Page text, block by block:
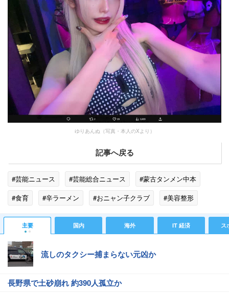
ゆりあんぬ（写真・本人のXより）
記事へ戻る
#芸能ニュース #芸能総合ニュース
#蒙古タンメン中本
#食育
#辛ラーメン #おニャン子クラブ
#美容整形
#ゴシップ
#エンタメ・芸能ニュース
主要 国内 海外 IT 経済 ス
流しのタクシー捕まらない元凶か
長野県で土砂崩れ 約390人孤立か